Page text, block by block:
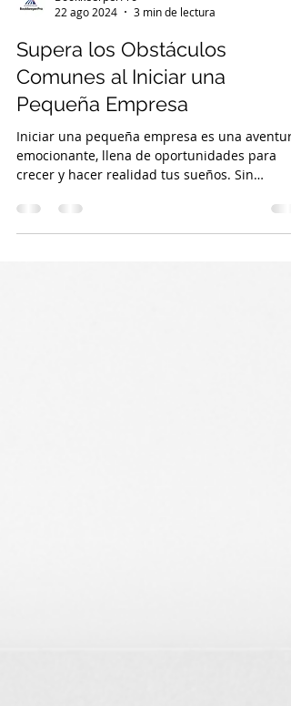
BookkeerperPro
22 ago 2024
Supera los Obstáculos
Comunes al Iniciar una
Pequeña Empresa
Iniciar una pequeña empresa es una aventura
emocionante, llena de oportunidades para